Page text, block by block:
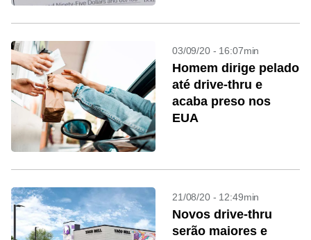
03/09/20 - 16:07min
Homem dirige pelado
até drive-thru e
acaba preso nos
EUA
21/08/20 - 12:49min
Novos drive-thru
serão maiores e